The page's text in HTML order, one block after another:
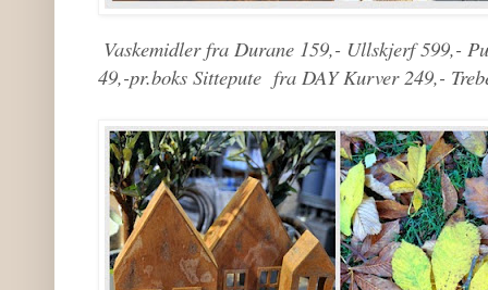
Vaskemidler fra Durane 159,- Ullskjerf 599,-
49,-pr.boks Sittepute fra DAY Kurver 249,-